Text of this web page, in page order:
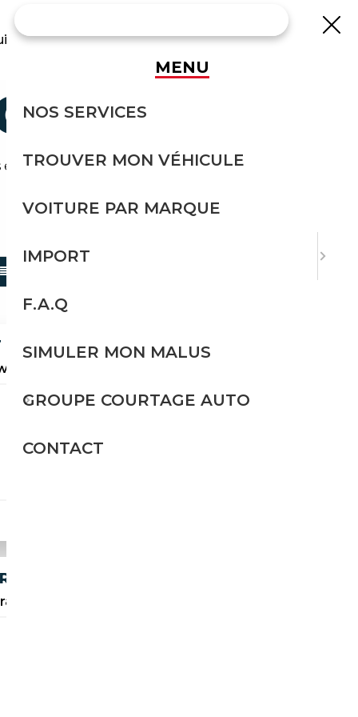
effort avec Courtage Auto.
TRIER PAR
LED HEAD-UP LEDER NAVI
Outlet“
Diesel
150 CH (110 kW)
MENU
NOS SERVICES
TROUVER MON VÉHICULE
VOITURE PAR MARQUE
IMPORT
F.A.Q
SIMULER MON MALUS
GROUPE COURTAGE AUTO
CONTACT